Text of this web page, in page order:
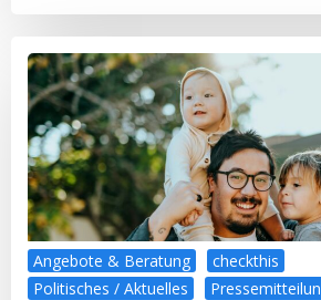
Angebote & Beratung
checkthis
Politisches / Aktuelles